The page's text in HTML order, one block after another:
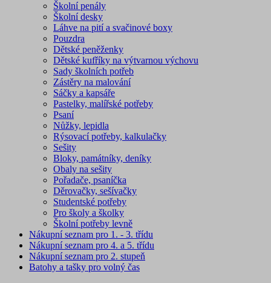
Školní penály
Školní desky
Láhve na pití a svačinové boxy
Pouzdra
Dětské peněženky
Dětské kufříky na výtvarnou výchovu
Sady školních potřeb
Zástěry na malování
Sáčky a kapsáře
Pastelky, malířské potřeby
Psaní
Nůžky, lepidla
Rýsovací potřeby, kalkulačky
Sešity
Bloky, památníky, deníky
Obaly na sešity
Pořadače, psaníčka
Děrovačky, sešívačky
Studentské potřeby
Pro školy a školky
Školní potřeby levně
Nákupní seznam pro 1. - 3. třídu
Nákupní seznam pro 4. a 5. třídu
Nákupní seznam pro 2. stupeň
Batohy a tašky pro volný čas